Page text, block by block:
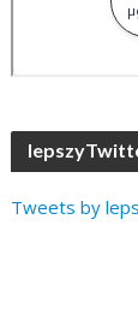
Tweets by